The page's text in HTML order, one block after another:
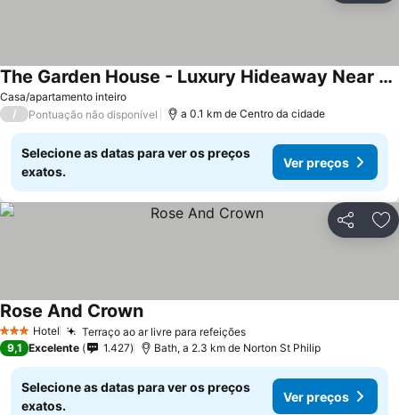
Casa/apartamento inteiro
The Garden House - Luxury Hideaway Near Bath
/ Pontuação não disponível a 0.1 km de Centro da cidade
Selecione as datas para ver os preços
exatos.
Ver preços
Partilhar
3 EstrelasHotel Terraço ao ar livre para refeições
Rose And Crown
9,1 Excelente 1.427 Bath, a 2.3 km de Norton St Philip
Selecione as datas para ver os preços
exatos.
Ver preços